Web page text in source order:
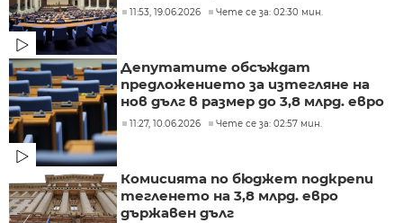
11:53, 19.06.2026 Чете се за: 02:30 мин.
Депутатите обсъждат
предложението за изтегляне на
нов дълг в размер до 3,8 млрд. евро
11:27, 10.06.2026 Чете се за: 02:57 мин.
Комисията по бюджет подкрепи
тегленето на 3,8 млрд. евро
държавен дълг